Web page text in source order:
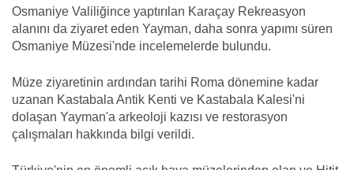
Osmaniye Valiliğince yaptırılan Karaçay Rekreasyon
alanını da ziyaret eden Yayman, daha sonra yapımı süren
Osmaniye Müzesi'nde incelemelerde bulundu.
Müze ziyaretinin ardından tarihi Roma dönemine kadar
uzanan Kastabala Antik Kenti ve Kastabala Kalesi'ni
dolaşan Yayman'a arkeoloji kazısı ve restorasyon
çalışmaları hakkında bilgi verildi.